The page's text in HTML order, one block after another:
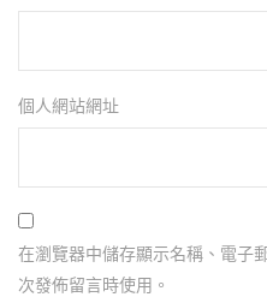
個人網站網址
在瀏覽器中儲存顯示名稱、電子
次發佈留言時使用。